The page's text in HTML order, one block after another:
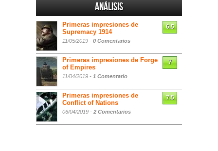
Análisis
Primeras impresiones de
Supremacy 1914
11/05/2019 - 0 Comentarios
6.5
Primeras impresiones de Forge
of Empires
11/04/2019 - 1 Comentario
7
Primeras impresiones de
Conflict of Nations
06/04/2019 - 2 Comentarios
7.5